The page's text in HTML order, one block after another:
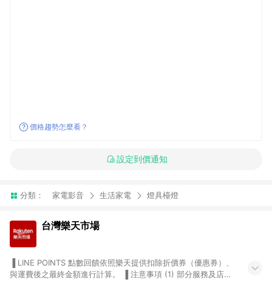
價格趨勢怎麼看？
設定到價通知
分類： 家電影音 生活家電 燈具檯燈
台灣樂天市場
與運費後之最終金額進行計算。 ▐ 注意事項 (1) 部分服務及店家